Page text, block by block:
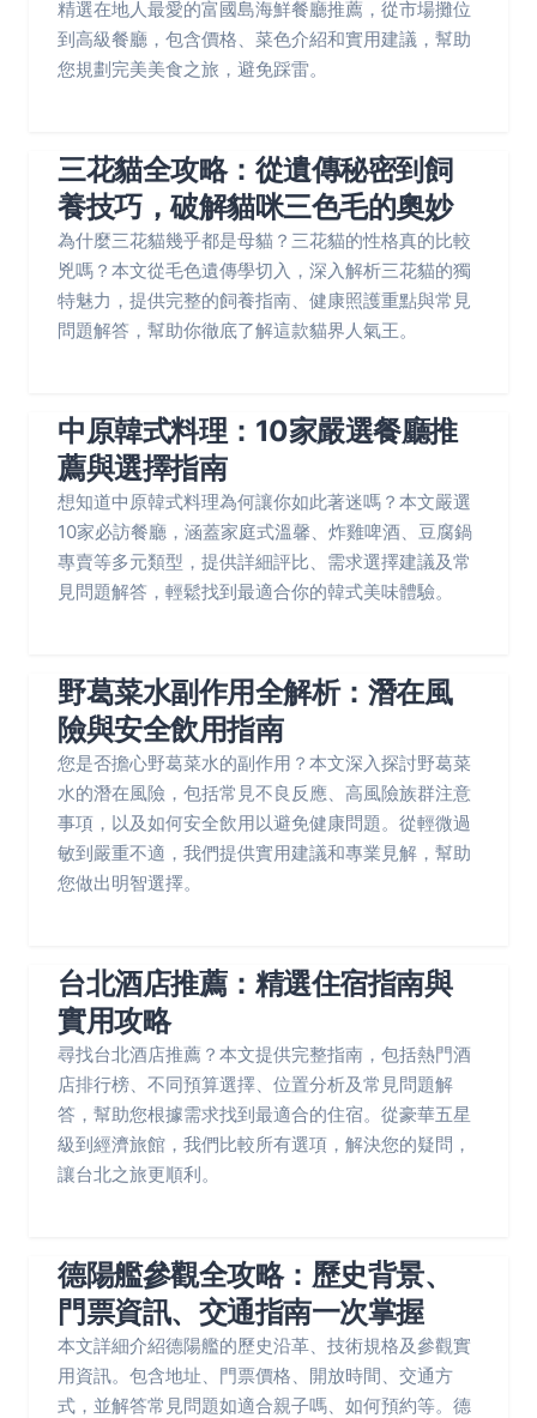
精選在地人最愛的富國島海鮮餐廳推薦，從市場攤位
到高級餐廳，包含價格、菜色介紹和實用建議，幫助
您規劃完美美食之旅，避免踩雷。
三花貓全攻略：從遺傳秘密到飼
養技巧，破解貓咪三色毛的奧妙
為什麼三花貓幾乎都是母貓？三花貓的性格真的比較
兇嗎？本文從毛色遺傳學切入，深入解析三花貓的獨
特魅力，提供完整的飼養指南、健康照護重點與常見
問題解答，幫助你徹底了解這款貓界人氣王。
中原韓式料理：10家嚴選餐廳推
薦與選擇指南
想知道中原韓式料理為何讓你如此著迷嗎？本文嚴選
10家必訪餐廳，涵蓋家庭式溫馨、炸雞啤酒、豆腐鍋
專賣等多元類型，提供詳細評比、需求選擇建議及常
見問題解答，輕鬆找到最適合你的韓式美味體驗。
野葛菜水副作用全解析：潛在風
險與安全飲用指南
您是否擔心野葛菜水的副作用？本文深入探討野葛菜
水的潛在風險，包括常見不良反應、高風險族群注意
事項，以及如何安全飲用以避免健康問題。從輕微過
敏到嚴重不適，我們提供實用建議和專業見解，幫助
您做出明智選擇。
台北酒店推薦：精選住宿指南與
實用攻略
尋找台北酒店推薦？本文提供完整指南，包括熱門酒
店排行榜、不同預算選擇、位置分析及常見問題解
答，幫助您根據需求找到最適合的住宿。從豪華五星
級到經濟旅館，我們比較所有選項，解決您的疑問，
讓台北之旅更順利。
德陽艦參觀全攻略：歷史背景、
門票資訊、交通指南一次掌握
本文詳細介紹德陽艦的歷史沿革、技術規格及參觀實
用資訊。包含地址、門票價格、開放時間、交通方
式，並解答常見問題如適合親子嗎、如何預約等。德